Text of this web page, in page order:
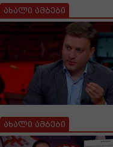
ახალი ამბები
ახალი ამბები